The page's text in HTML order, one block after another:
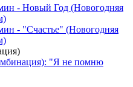
- Новый Год (Новогодняя
- "Счастье" (Новогодняя
"Я не помню